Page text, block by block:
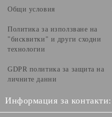
Общи условия
Политика за използване на
"бисквитки" и други сходни
технологии
GDPR политика за защита на
личните данни
Информация за контакти: